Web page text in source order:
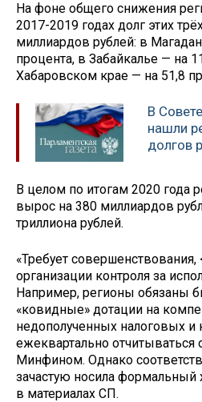
На фоне общего снижения
2017-2019 годах долг этих
миллиардов рублей: в
процента, в Забайкалье — на
Хабаровском крае — на 51,8
В
нашли
долгов
В целом по итогам 2020 года
вырос на 380 миллиардов
триллиона рублей.
«Требует совершенствования,
организации контроля за
Например, регионы обязаны
«ковидные» дотации на
недополученных налоговых
ежеквартально отчитываться
Минфином. Однако
зачастую носила формальный
в материалах СП.